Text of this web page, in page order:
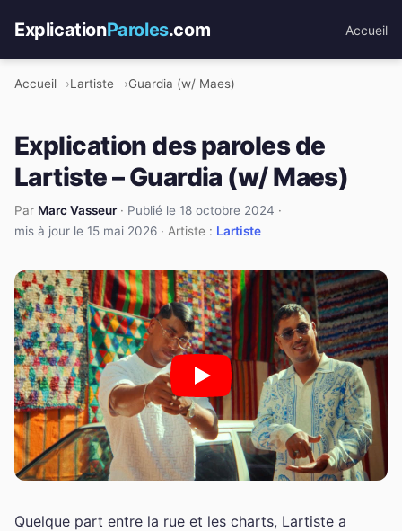
ExplicationParoles.com Accueil
Accueil Lartiste Guardia (w/ Maes)
Explication des paroles de
Lartiste – Guardia (w/ Maes)
Par Marc Vasseur· Publié le 18 octobre 2024 ·
mis à jour le 15 mai 2026 · Artiste : Lartiste
Quelque part entre la rue et les charts, Lartiste a